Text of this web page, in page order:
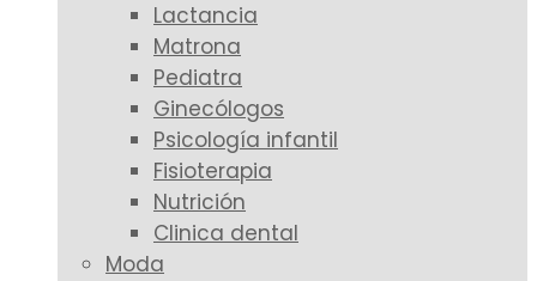
Lactancia
Matrona
Pediatra
Ginecólogos
Psicología infantil
Fisioterapia
Nutrición
Clinica dental
Moda